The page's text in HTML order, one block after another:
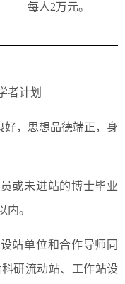
每人2万元。
者计划
好，思想品德端正，身
或未进站的博士毕业
内。
站单位和合作导师同
研流动站、工作站设